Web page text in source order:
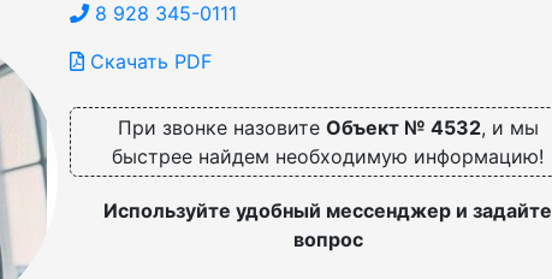
8 928 345-0111
Скачать PDF
При звонке назовите Объект № 4532, и мы
быстрее найдем необходимую информацию!
Используйте удобный мессенджер и задайте
вопрос